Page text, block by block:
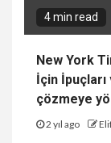
4 min read
New York
İçin İpuçları
çözmeye
2 yıl ago